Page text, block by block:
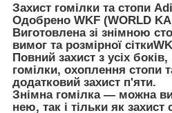
Захист гомілки та стопи
Одобрено WKF (WORLD
Виготовлена зі знімною
вимог та розмірної сітки
Повний захист з усіх
гомілки, охоплення стопи
додатковий захист п'яти.
Знімна гомілка — можна
нею, так і тільки як захист